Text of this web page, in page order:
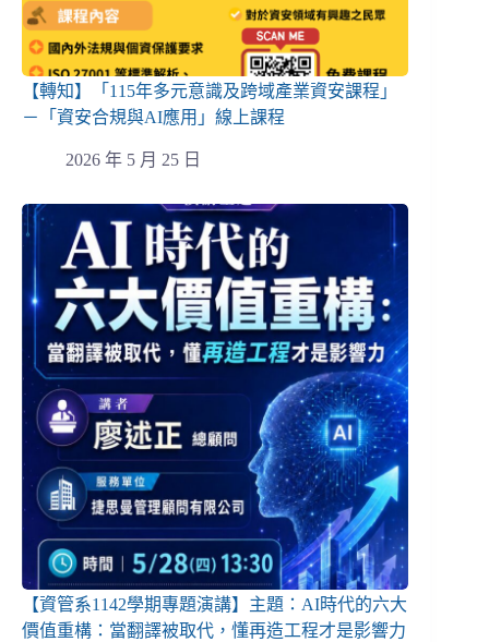
【轉知】「115年多元意識及跨域產業資安課程」
－「資安合規與AI應用」線上課程
2026 年 5 月 25 日
【資管系1142學期專題演講】主題：AI時代的六大
價值重構：當翻譯被取代，懂再造工程才是影響力